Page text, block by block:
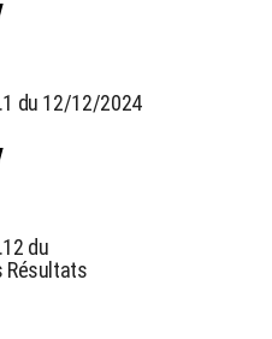
du 12/12/2024
du
Résultats